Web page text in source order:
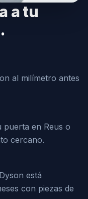
a tu
al milímetro antes
puerta en Reus o
cercano.
está
con piezas de